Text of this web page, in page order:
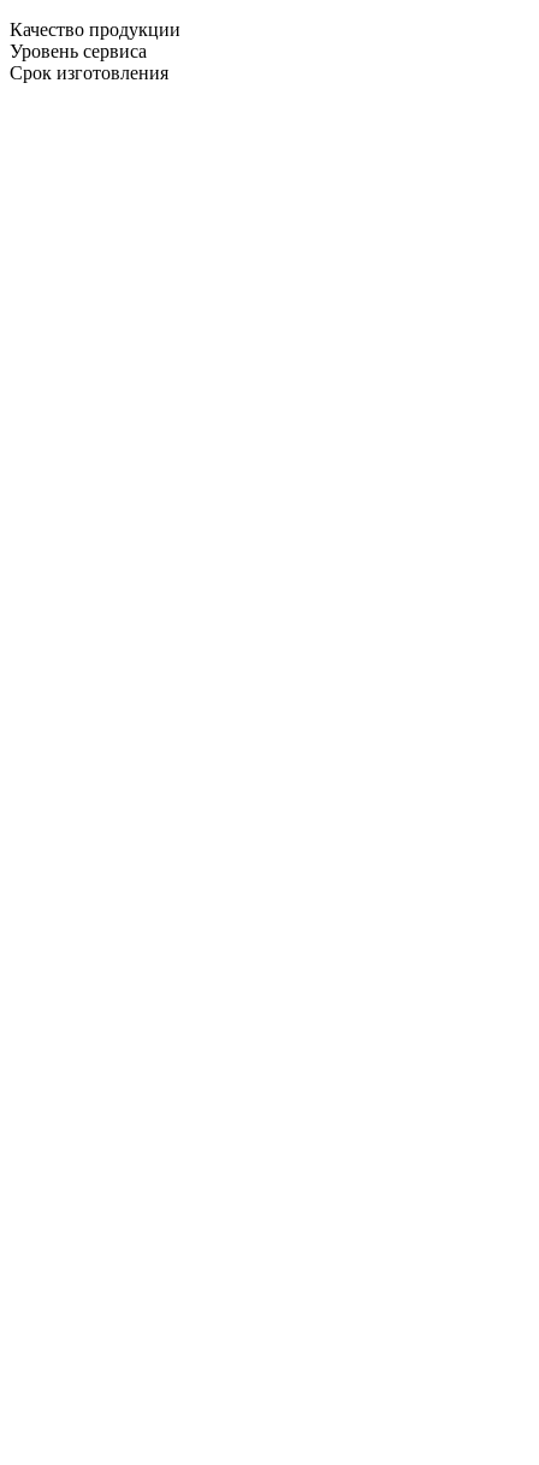
Качество продукции
Уровень сервиса
Срок изготовления